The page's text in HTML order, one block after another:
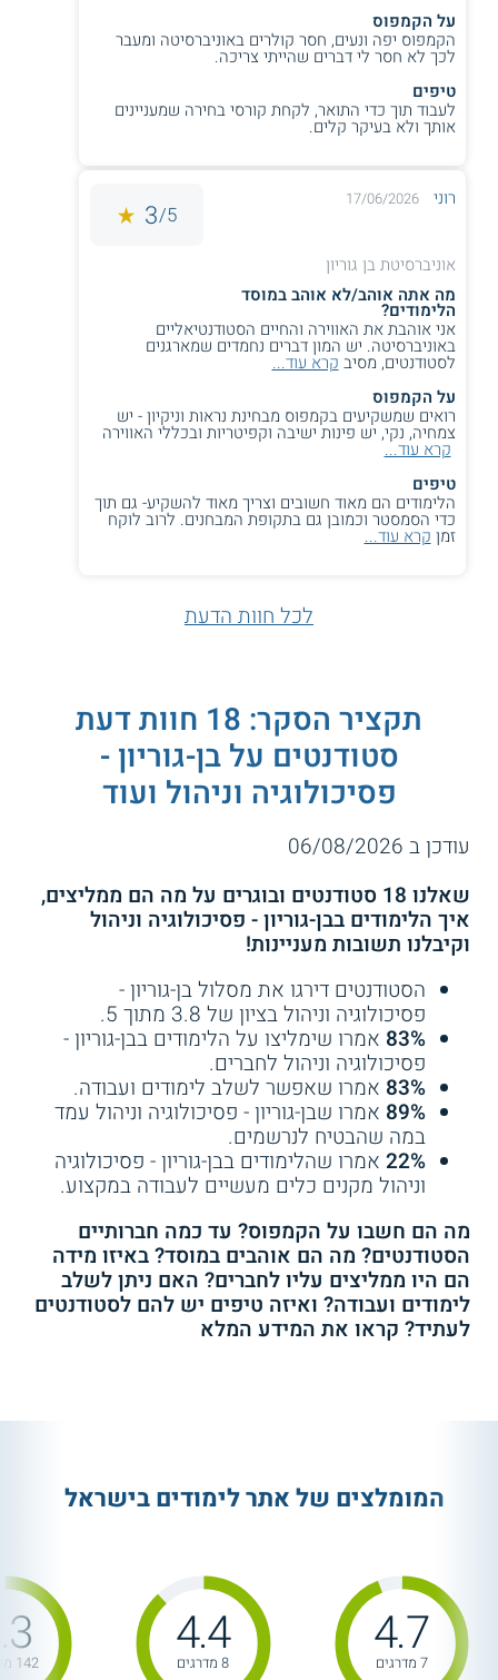
על הקמפוס
הקמפוס יפה ונעים, חסר קולרים באוניברסיטה ומעבר
לכך לא חסר לי דברים שהייתי צריכה.
טיפים
לעבוד תוך כדי התואר, לקחת קורסי בחירה שמעניינים
אותך ולא בעיקר קלים.
רוני 17/06/2026
5/
3
אוניברסיטת בן גוריון
מה אתה אוהב/לא אוהב במוסד
הלימודים?
אני אוהבת את האווירה והחיים הסטודנטיאליים
באוניברסיטה. יש המון דברים נחמדים שמארגנים
לסטודנטים, מסיב קרא עוד...
על הקמפוס
רואים שמשקיעים בקמפוס מבחינת נראות וניקיון - יש
צמחיה, נקי, יש פינות ישיבה וקפיטריות ובכללי האווירה
קרא עוד...
טיפים
הלימודים הם מאוד חשובים וצריך מאוד להשקיע- גם תוך
כדי הסמסטר וכמובן גם בתקופת המבחנים. לרוב לוקח
זמן קרא עוד...
לכל חוות הדעת
תקציר הסקר: 18 חוות דעת
סטודנטים על בן-גוריון -
פסיכולוגיה וניהול ועוד
עודכן ב 06/08/2026
שאלנו 18 סטודנטים ובוגרים על מה הם ממליצים,
איך הלימודים בבן-גוריון - פסיכולוגיה וניהול
וקיבלנו תשובות מעניינות!
הסטודנטים דירגו את מסלול בן-גוריון -
פסיכולוגיה וניהול בציון של 3.8 מתוך 5.
83% אמרו שימליצו על הלימודים בבן-גוריון -
פסיכולוגיה וניהול לחברים.
83% אמרו שאפשר לשלב לימודים ועבודה.
89% אמרו שבן-גוריון - פסיכולוגיה וניהול עמד
במה שהבטיח לנרשמים.
22% אמרו שהלימודים בבן-גוריון - פסיכולוגיה
וניהול מקנים כלים מעשיים לעבודה במקצוע.
מה הם חשבו על הקמפוס? עד כמה חברותיים
הסטודנטים? מה הם אוהבים במוסד? באיזו מידה
הם היו ממליצים עליו לחברים? האם ניתן לשלב
לימודים ועבודה? ואיזה טיפים יש להם לסטודנטים
לעתיד? קראו את המידע המלא
המומלצים של אתר לימודים בישראל
4.7
7 מדרגים 4.4
8 מדרגים 142 מדרגים